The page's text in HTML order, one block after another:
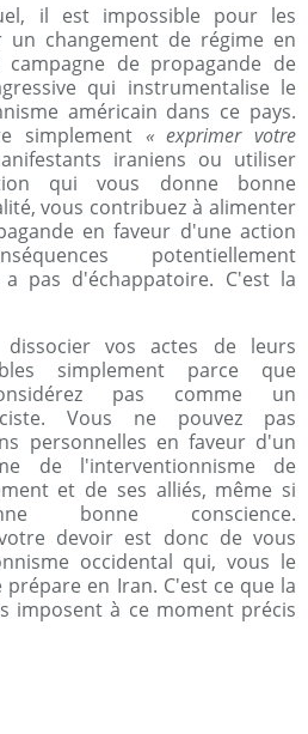
il est impossible pour les
un changement de régime en
de propagande de
qui instrumentalise le
américain dans ce pays.
simplement « exprimer votre
iraniens ou utiliser
qui vous donne bonne
vous contribuez à alimenter
en faveur d'une action
potentiellement
pas d'échappatoire. C'est la
vos actes de leurs
simplement parce que
pas comme un
Vous ne pouvez pas
personnelles en faveur d'un
de l'interventionnisme de
et de ses alliés, même si
bonne conscience.
devoir est donc de vous
occidental qui, vous le
en Iran. C'est ce que la
imposent à ce moment précis